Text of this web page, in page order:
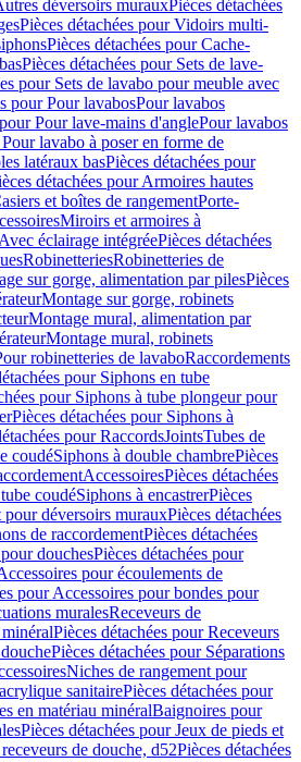
déversoirs murauxPièces détachées
Pièces détachées pour Vidoirs multi-
Pièces détachées pour Cache-
Pièces détachées pour Sets de lave-
pour Sets de lavabo pour meuble avec
pour Pour lavabosPour lavabos
Pour lave-mains d'anglePour lavabos
lavabo à poser en forme de
latéraux basPièces détachées pour
détachées pour Armoires hautes
et boîtes de rangementPorte-
Miroirs et armoires à
Avec éclairage intégréePièces détachées
RobinetteriesRobinetteries de
sur gorge, alimentation par pilesPièces
Montage sur gorge, robinets
Montage mural, alimentation par
Montage mural, robinets
robinetteries de lavaboRaccordements
pour Siphons en tube
pour Siphons à tube plongeur pour
Pièces détachées pour Siphons à
pour RaccordsJointsTubes de
coudéSiphons à double chambrePièces
AccessoiresPièces détachées
coudéSiphons à encastrerPièces
pour déversoirs murauxPièces détachées
de raccordementPièces détachées
douchesPièces détachées pour
pour écoulements de
pour Accessoires pour bondes pour
muralesReceveurs de
Pièces détachées pour Receveurs
Pièces détachées pour Séparations
Niches de rangement pour
sanitairePièces détachées pour
en matériau minéralBaignoires pour
Pièces détachées pour Jeux de pieds et
de douche, d52Pièces détachées